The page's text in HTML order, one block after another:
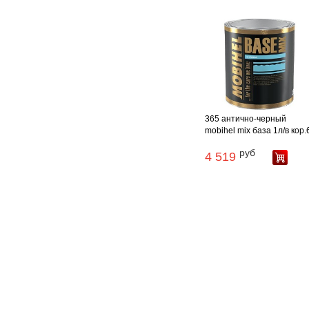
365 антично-черный
mobihel mix база 1л/в
4 519 руб